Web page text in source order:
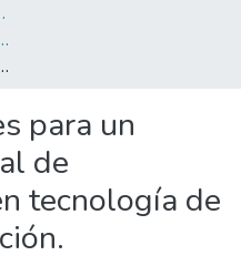
tecnología de alimentos y nutrición.
para un
de
tecnología de